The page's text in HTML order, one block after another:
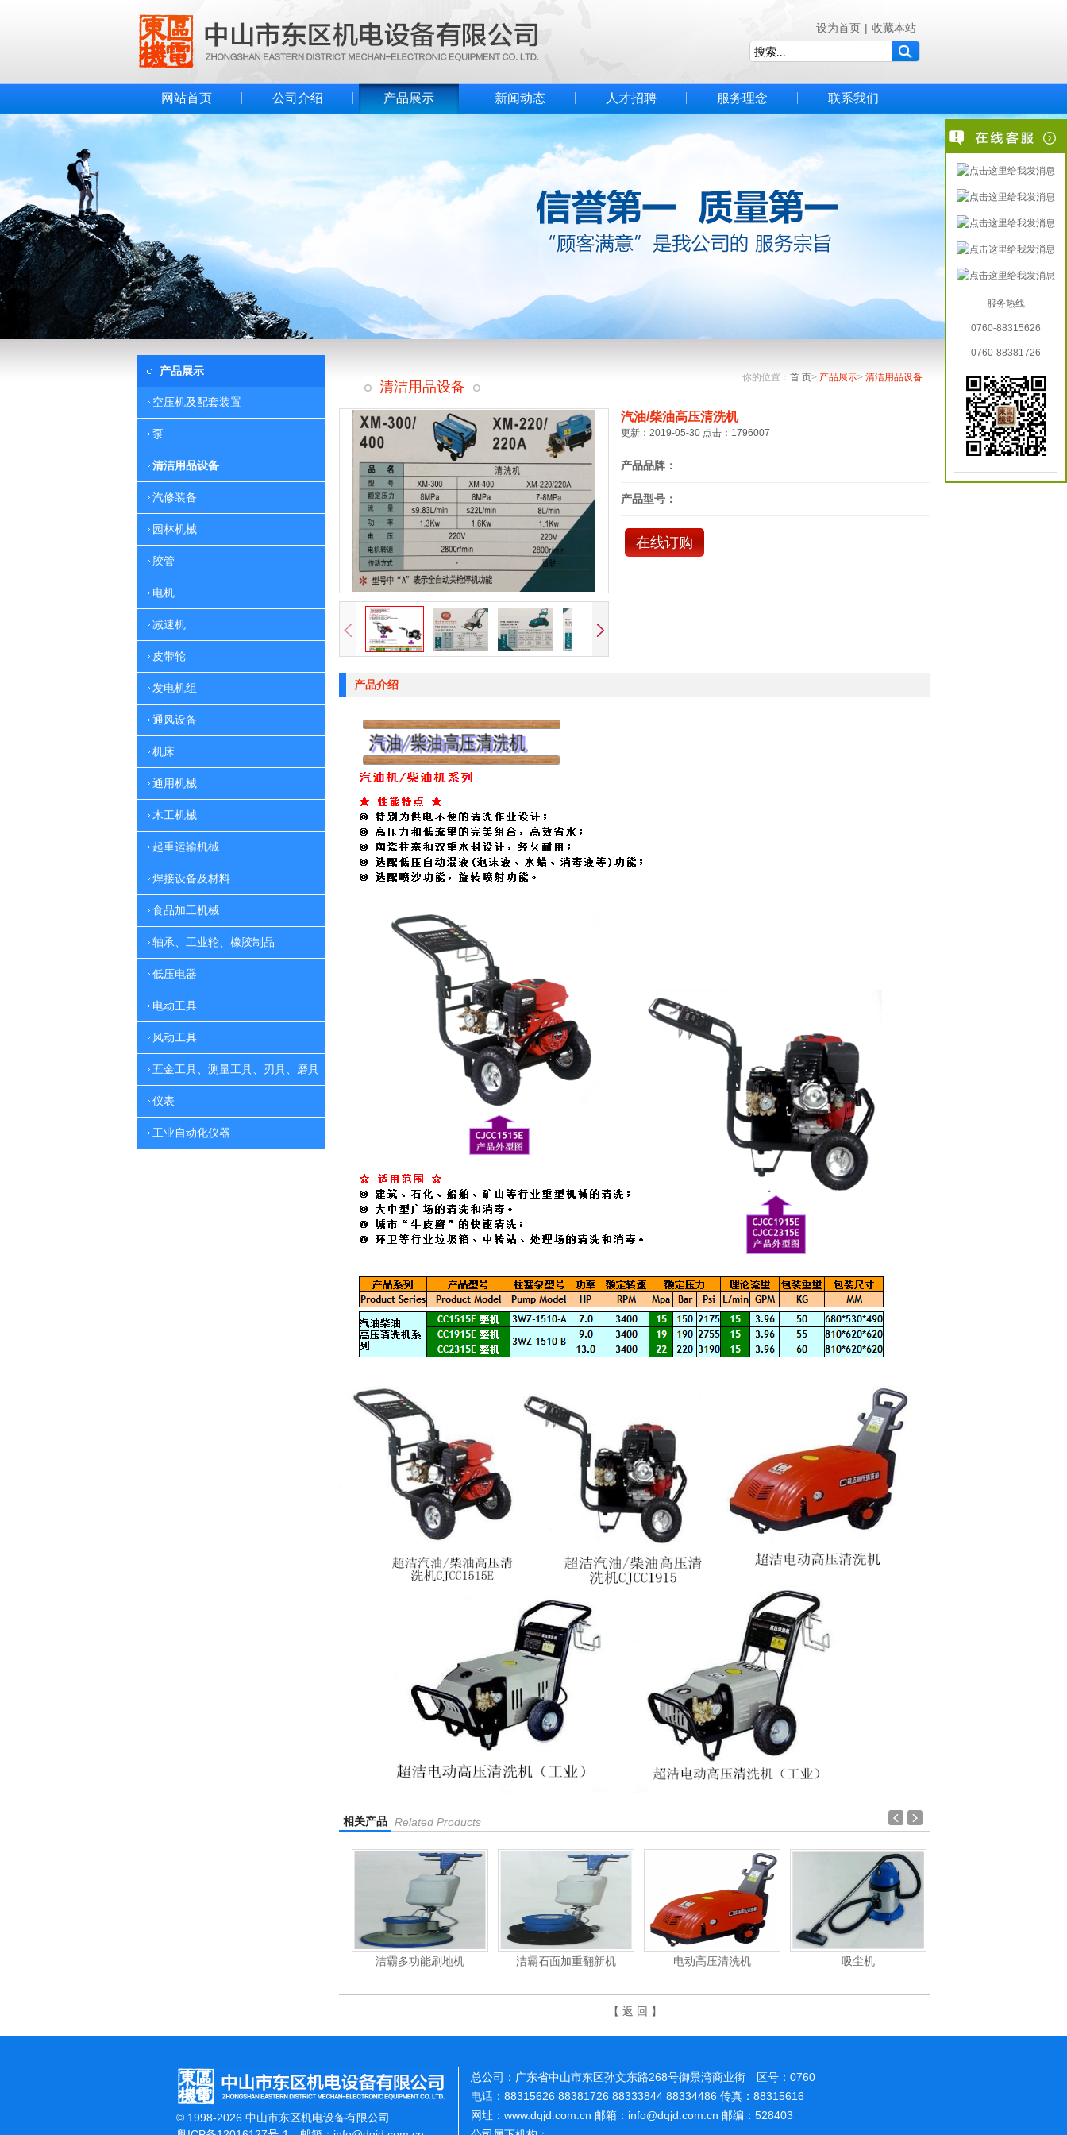
设为首页 | 收藏本站
网站首页 公司介绍 产品展示 新闻动态 人才招聘 服务理念 联系我们
产品展示
空压机及配套装置
泵
清洁用品设备
汽修装备
园林机械
胶管
电机
减速机
皮带轮
发电机组
通风设备
机床
通用机械
木工机械
起重运输机械
焊接设备及材料
食品加工机械
轴承、工业轮、橡胶制品
低压电器
电动工具
风动工具
五金工具、测量工具、刃具、磨具
仪表
工业自动化仪器
你的位置： 首 页> 产品展示> 清洁用品设备
清洁用品设备
汽油/柴油高压清洗机
更新：2019-05-30 点击：1796007
产品品牌：
产品型号：
在线订购
产品介绍
相关产品 Related Products
洁霸多功能刷地机 洁霸石面加重翻新机 电动高压清洗机 吸尘机
【 返 回 】
© 1998-2026 中山市东区机电设备有限公司
总公司：广东省中山市东区孙文东路268号御景湾商业街 区号：0760
电话：88315626 88381726 88333844 88334486 传真：88315616
网址：www.dqjd.com.cn 邮箱：info@dqjd.com.cn 邮编：528403
服务热线
0760-88315626
0760-88381726